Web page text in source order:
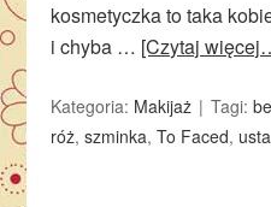
kosmetyczka to taka
i chyba … [Czytaj
Kategoria: Makijaż Tagi:
róż,szminka,To Faced, usta